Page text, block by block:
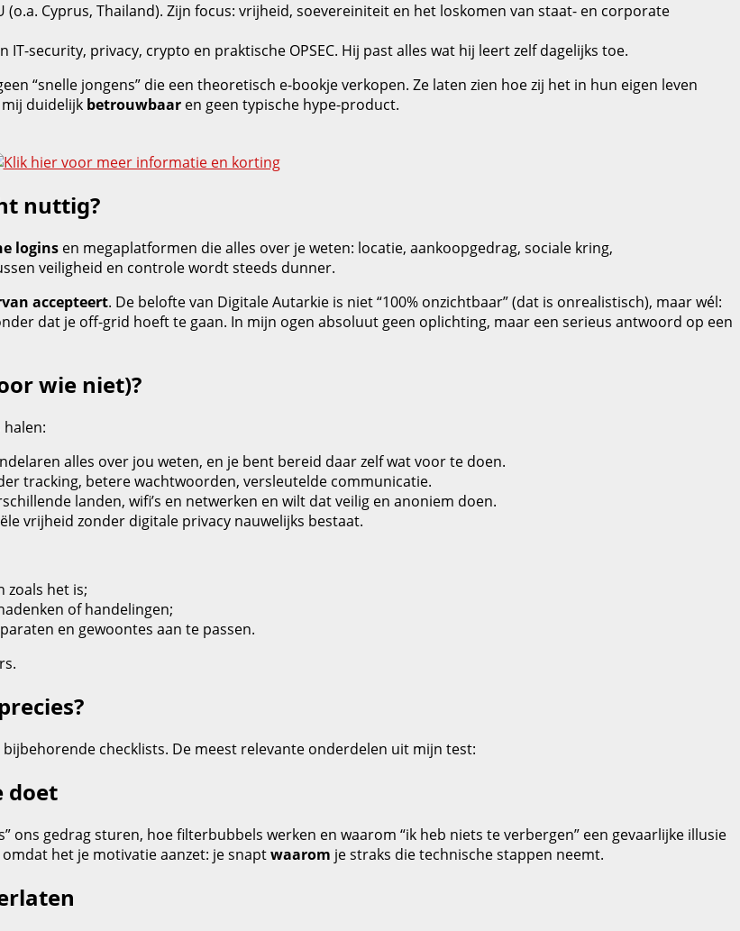
Cyprus, Thailand). Zijn focus: vrijheid, soevereiniteit en het loskomen van staat- en corporate
privacy, crypto en praktische OPSEC. Hij past alles wat hij leert zelf dagelijks toe.
“snelle jongens” die een theoretisch e‑bookje verkopen. Ze laten zien hoe zij het in hun eigen leven
duidelijk betrouwbaar en geen typische hype‑product.
nuttig?
logins en megaplatformen die alles over je weten: locatie, aankoopgedrag, sociale kring,
veiligheid en controle wordt steeds dunner.
accepteert. De belofte van Digitale Autarkie is niet “100% onzichtbaar” (dat is onrealistisch), maar wél:
dat je off‑grid hoeft te gaan. In mijn ogen absoluut geen oplichting, maar een serieus antwoord op een
wie niet)?
alles over jou weten, en je bent bereid daar zelf wat voor te doen.
tracking, betere wachtwoorden, versleutelde communicatie.
landen, wifi’s en netwerken en wilt dat veilig en anoniem doen.
vrijheid zonder digitale privacy nauwelijks bestaat.
zoals het is;
of handelingen;
en gewoontes aan te passen.
checklists. De meest relevante onderdelen uit mijn test:
doet
ons gedrag sturen, hoe filterbubbels werken en waarom “ik heb niets te verbergen” een gevaarlijke illusie
het je motivatie aanzet: je snaptwaarom je straks die technische stappen neemt.